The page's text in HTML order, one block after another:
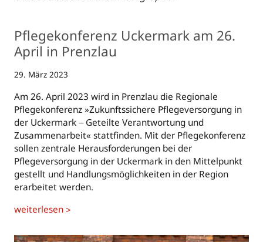
Pflegekonferenz Uckermark am 26.
April in Prenzlau
29. März 2023
Am 26. April 2023 wird in Prenzlau die Regionale
Pflegekonferenz »Zukunftssichere Pflegeversorgung in
der Uckermark ‒ Geteilte Verantwortung und
Zusammenarbeit« stattfinden. Mit der Pflegekonferenz
sollen zentrale Herausforderungen bei der
Pflegeversorgung in der Uckermark in den Mittelpunkt
gestellt und Handlungsmöglichkeiten in der Region
erarbeitet werden.
weiterlesen >